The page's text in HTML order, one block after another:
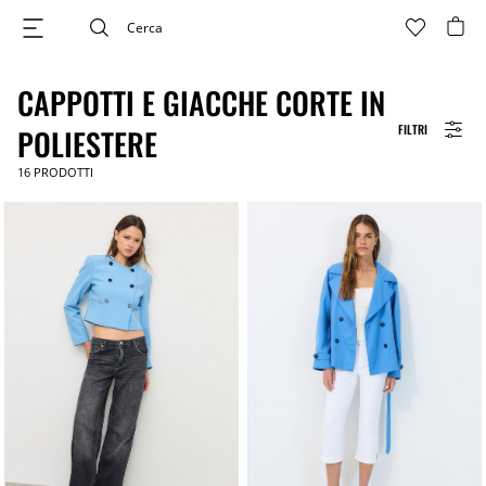
FILTRI
CAPPOTTI E GIACCHE CORTE IN
POLIESTERE
16 PRODOTTI